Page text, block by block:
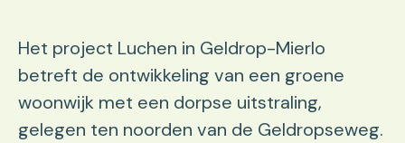
Het project Luchen in Geldrop-Mierlo
betreft de ontwikkeling van een groene
woonwijk met een dorpse uitstraling,
gelegen ten noorden van de Geldropseweg.